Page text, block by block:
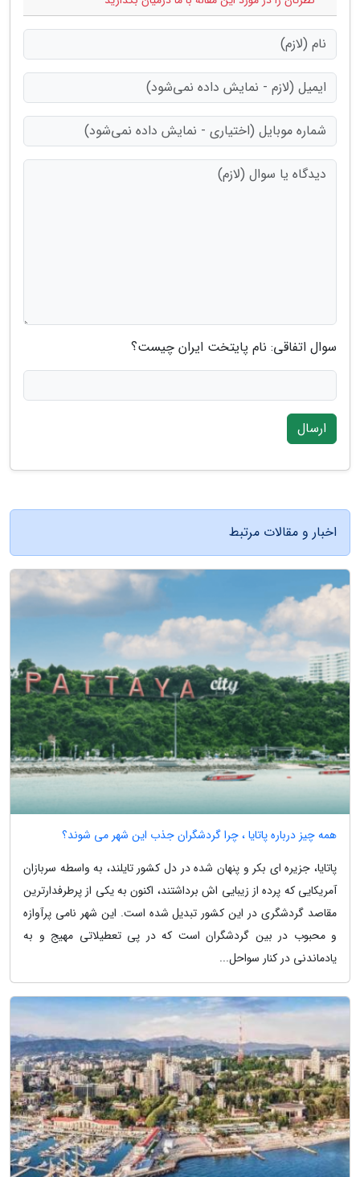
سوال اتفاقی: نام پایتخت ایران چیست؟
ارسال
اخبار و مقالات مرتبط
همه چیز درباره پاتایا ، چرا گردشگران جذب این شهر می شوند؟
پاتایا، جزیره ای بکر و پنهان شده در دل کشور تایلند، به واسطه سربازان
آمریکایی که پرده از زیبایی اش برداشتند، اکنون به یکی از پرطرفدارترین
مقاصد گردشگری در این کشور تبدیل شده است. این شهر نامی پرآوازه
و محبوب در بین گردشگران است که در پی تعطیلاتی مهیج و به
یادماندنی در کنار سواحل...